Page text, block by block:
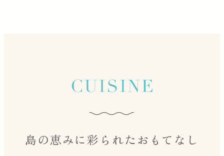
島の恵みに彩られたおもてなし